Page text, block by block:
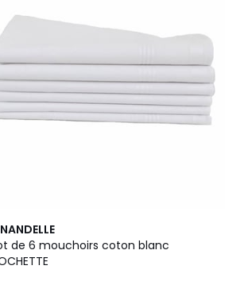
de 6 mouchoirs coton blanc
5